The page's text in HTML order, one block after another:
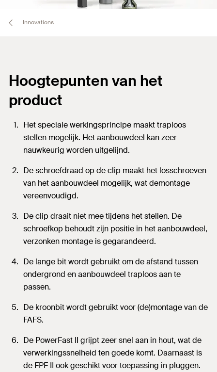
Innovations
Hoogtepunten van het
product
Het speciale werkingsprincipe maakt traploos
stellen mogelijk. Het aanbouwdeel kan zeer
nauwkeurig worden uitgelijnd.
De schroefdraad op de clip maakt het losschroeven
van het aanbouwdeel mogelijk, wat demontage
vereenvoudigd.
De clip draait niet mee tijdens het stellen. De
schroefkop behoudt zijn positie in het aanbouwdeel,
verzonken montage is gegarandeerd.
De lange bit wordt gebruikt om de afstand tussen
ondergrond en aanbouwdeel traploos aan te
passen.
De kroonbit wordt gebruikt voor (de)montage van de
FAFS.
De PowerFast II grijpt zeer snel aan in hout, wat de
verwerkingssnelheid ten goede komt. Daarnaast is
de FPF II ook geschikt voor toepassing in pluggen.